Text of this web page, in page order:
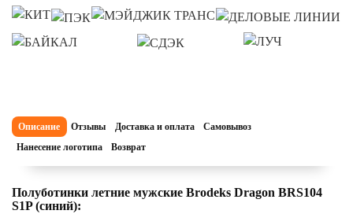
Описание Отзывы Доставка и оплата
Самовывоз
Нанесение логотипа
Возврат
Полуботинки летние мужские Brodeks Dragon BRS104
S1P (синий):